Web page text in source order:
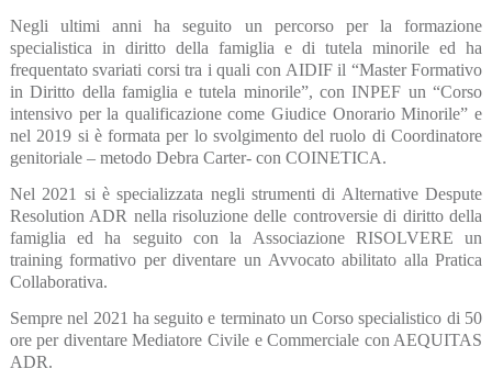
Negli ultimi anni ha seguito un percorso per la formazione
specialistica in diritto della famiglia e di tutela minorile ed ha
frequentato svariati corsi tra i quali con AIDIF il “Master Formativo
in Diritto della famiglia e tutela minorile”, con INPEF un “Corso
intensivo per la qualificazione come Giudice Onorario Minorile” e
nel 2019 si è formata per lo svolgimento del ruolo di Coordinatore
genitoriale – metodo Debra Carter- con COINETICA.
Nel 2021 si è specializzata negli strumenti di Alternative Despute
Resolution ADR nella risoluzione delle controversie di diritto della
famiglia ed ha seguito con la Associazione RISOLVERE un
training formativo per diventare un Avvocato abilitato alla Pratica
Collaborativa.
Sempre nel 2021 ha seguito e terminato un Corso specialistico di 50
ore per diventare Mediatore Civile e Commerciale con AEQUITAS
ADR.